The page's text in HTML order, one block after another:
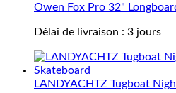
Owen Fox Pro 32"
Délai de livraison : 3 jours
LANDYACHTZ Tugboat